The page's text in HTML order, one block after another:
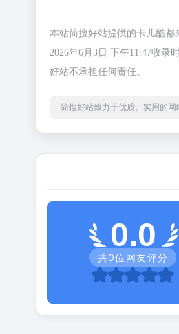
本站简搜好站提供的卡儿酷
2026年6月3日 下午11:47收
好站不承担任何责任。
简搜好站致力于优质、实用的网
0.0
共0位网友评分